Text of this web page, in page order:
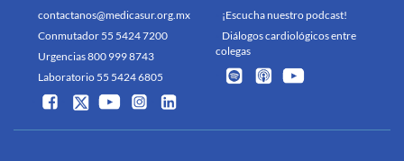
contactanos@medicasur.org.mx
Conmutador 55 5424 7200
Urgencias 800 999 8743
Laboratorio 55 5424 6805
¡Escucha nuestro podcast!
Diálogos cardiológicos entre
colegas